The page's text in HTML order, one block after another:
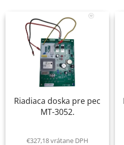
Riadiaca doska pre pec
MT-3052.
€327,18 vrátane DPH